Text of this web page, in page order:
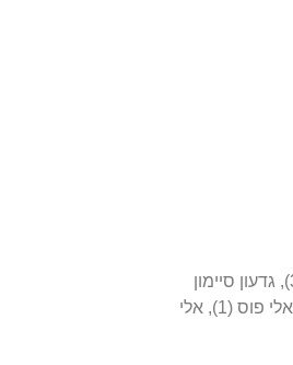
שחקנים: איתן רביבו (30, 4), נח איינשטיין (30), אלי יאני (29, 13), ישראל פוגל (29, 6), אריאל בן־אריה (28, 3), יצחק שום (28, 2), רפי אידינגר (27), יצחק מימוני (26, 3), גדעון סיימון
(25, 5), ישראל חג’ג’ (22), יגאל הילל (19, 1), יעקב שוורץ (17), דורי אלמוג (15), שלמה ויצמן (14, 7), עופר נוסובסקי (9), זאב קפלן (9), צבי גוזמן (5), אבנר גולסה (5), אלי פוס (1), אלי